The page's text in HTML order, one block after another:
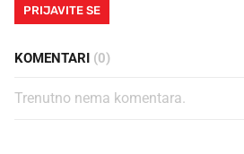
PRIJAVITE SE
KOMENTARI (0)
Trenutno nema komentara.